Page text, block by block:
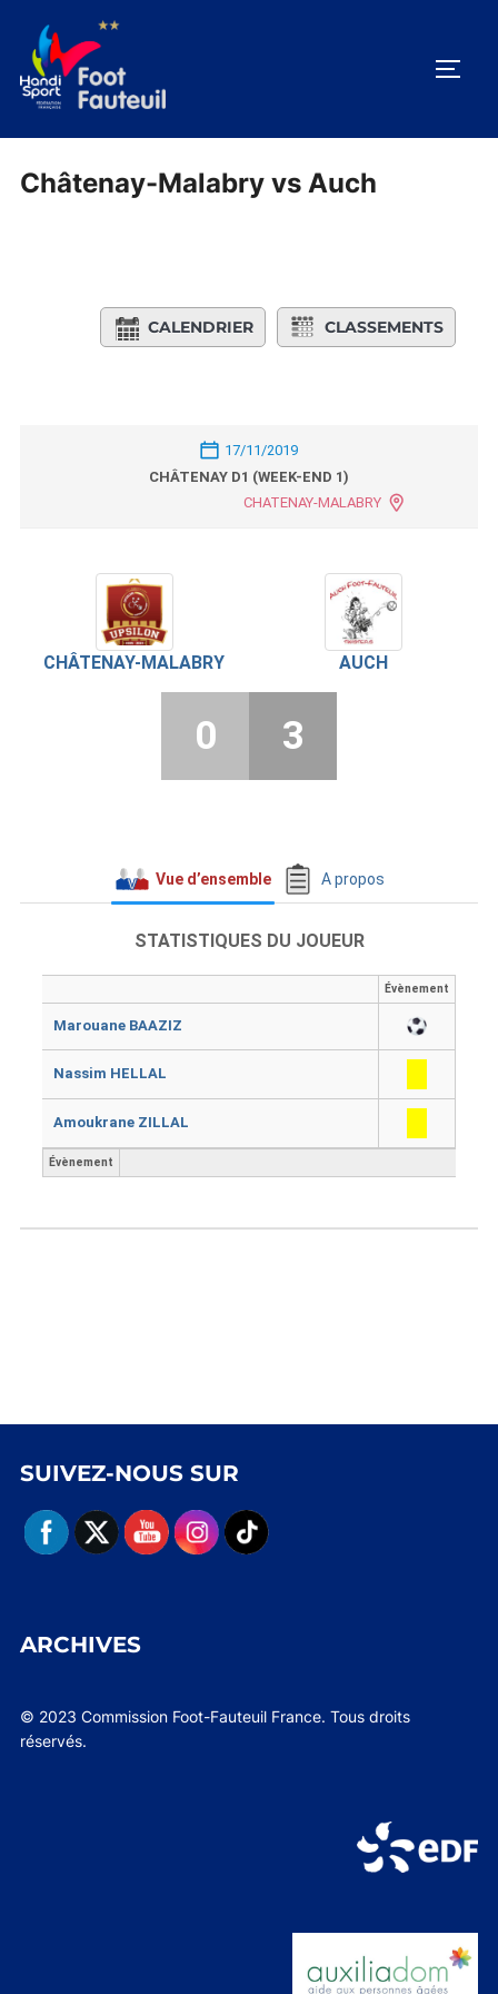
contenu
Châtenay-Malabry vs Auch
CALENDRIER CLASSEMENTS
17/11/2019
CHÂTENAY D1 (WEEK-END 1)
CHATENAY-MALABRY
CHÂTENAY-MALABRY AUCH
0 3
Vue d’ensemble A propos
STATISTIQUES DU JOUEUR
Évènement
Marouane BAAZIZ
Nassim HELLAL
Amoukrane ZILLAL
Évènement
SUIVEZ-NOUS SUR
ARCHIVES
© 2023 Commission Foot-Fauteuil France. Tous droits
réservés.